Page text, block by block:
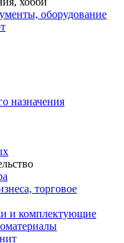
оборудование
назначения
торговое
и комплектующие